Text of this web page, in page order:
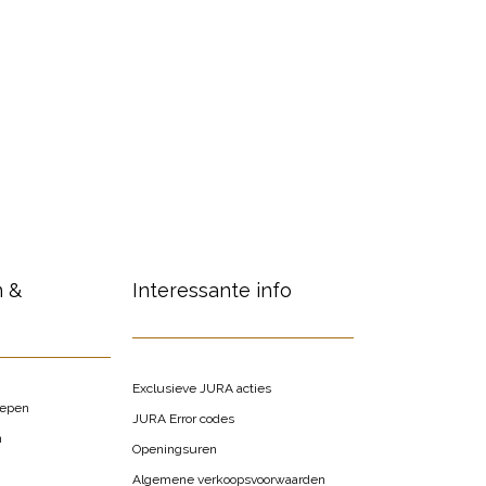
&
Interessante info
Exclusieve JURA acties
JURA Error codes
Openingsuren
Algemene verkoopsvoorwaarden